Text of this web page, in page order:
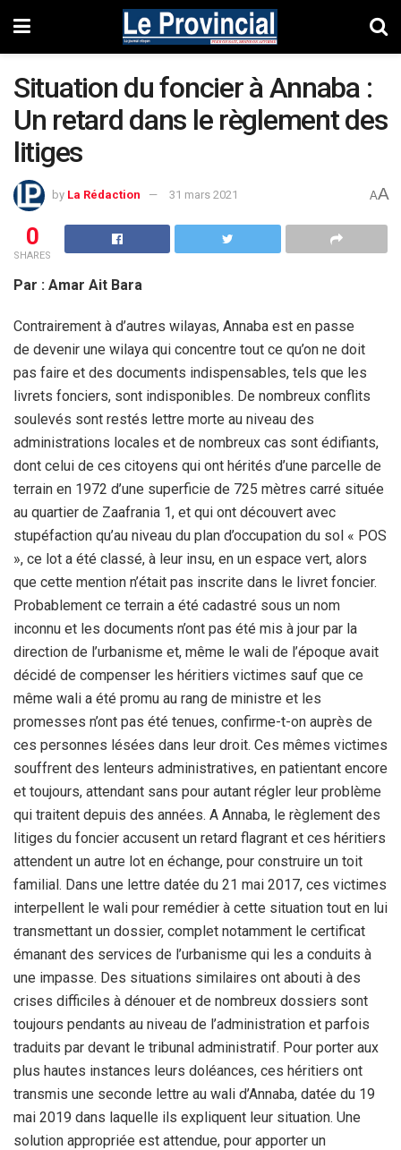
Situation du foncier à Annaba :
Un retard dans le règlement des
litiges
by La Rédaction 31 mars 2021 AA
0
SHARES
Par : Amar Ait Bara
Contrairement à d’autres wilayas, Annaba est en passe
de devenir une wilaya qui concentre tout ce qu’on ne doit
pas faire et des documents indispensables, tels que les
livrets fonciers, sont indisponibles. De nombreux conflits
soulevés sont restés lettre morte au niveau des
administrations locales et de nombreux cas sont édifiants,
dont celui de ces citoyens qui ont hérités d’une parcelle de
terrain en 1972 d’une superficie de 725 mètres carré située
au quartier de Zaafrania 1, et qui ont découvert avec
stupéfaction qu’au niveau du plan d’occupation du sol « POS
», ce lot a été classé, à leur insu, en un espace vert, alors
que cette mention n’était pas inscrite dans le livret foncier.
Probablement ce terrain a été cadastré sous un nom
inconnu et les documents n’ont pas été mis à jour par la
direction de l’urbanisme et, même le wali de l’époque avait
décidé de compenser les héritiers victimes sauf que ce
même wali a été promu au rang de ministre et les
promesses n’ont pas été tenues, confirme-t-on auprès de
ces personnes lésées dans leur droit. Ces mêmes victimes
souffrent des lenteurs administratives, en patientant encore
et toujours, attendant sans pour autant régler leur problème
qui traitent depuis des années. A Annaba, le règlement des
litiges du foncier accusent un retard flagrant et ces héritiers
attendent un autre lot en échange, pour construire un toit
familial. Dans une lettre datée du 21 mai 2017, ces victimes
interpellent le wali pour remédier à cette situation tout en lui
transmettant un dossier, complet notamment le certificat
émanant des services de l’urbanisme qui les a conduits à
une impasse. Des situations similaires ont abouti à des
crises difficiles à dénouer et de nombreux dossiers sont
toujours pendants au niveau de l’administration et parfois
traduits par devant le tribunal administratif. Pour porter aux
plus hautes instances leurs doléances, ces héritiers ont
transmis une seconde lettre au wali d’Annaba, datée du 19
mai 2019 dans laquelle ils expliquent leur situation. Une
solution appropriée est attendue, pour apporter un